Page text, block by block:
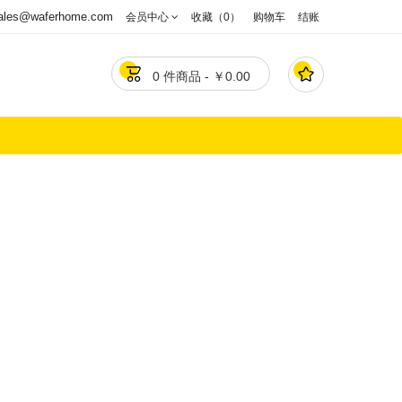
会员中心 收藏（0） 购物车 结账

 0 件商品 - ￥0.00